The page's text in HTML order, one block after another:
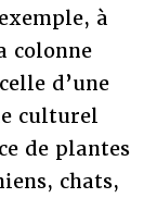
à
colonne
d’une
culturel
de plantes
chats,